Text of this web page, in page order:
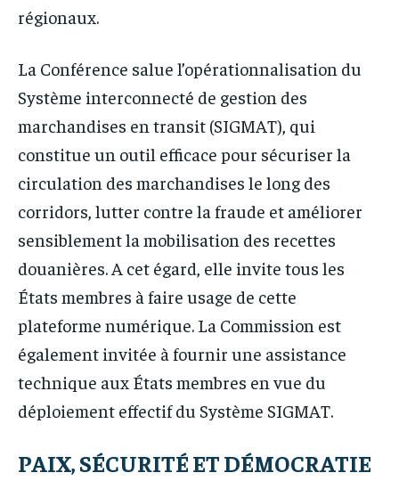
régionaux.
La Conférence salue l’opérationnalisation du
Système interconnecté de gestion des
marchandises en transit (SIGMAT), qui
constitue un outil efficace pour sécuriser la
circulation des marchandises le long des
corridors, lutter contre la fraude et améliorer
sensiblement la mobilisation des recettes
douanières. A cet égard, elle invite tous les
États membres à faire usage de cette
plateforme numérique. La Commission est
également invitée à fournir une assistance
technique aux États membres en vue du
déploiement effectif du Système SIGMAT.
PAIX, SÉCURITÉ ET DÉMOCRATIE